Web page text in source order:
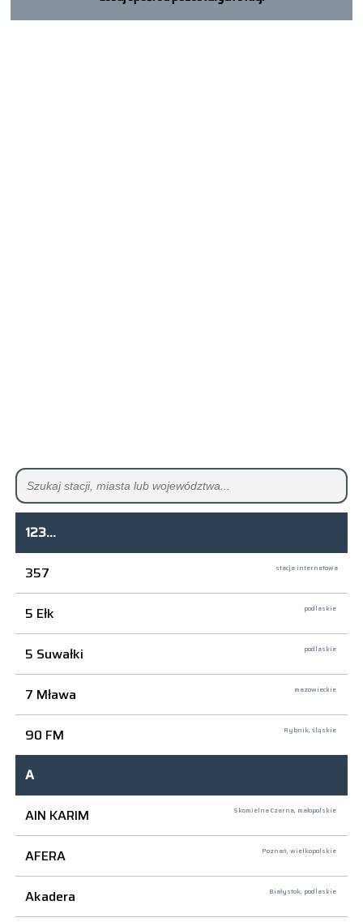
123...
357
stacja internetowa
5 Ełk podlaskie
5 Suwałki podlaskie
7 Mława mazowieckie
90 FM Rybnik, śląskie
A
AIN KARIM
Skomielna Czarna, małopolskie
AFERA Poznań, wielkopolskie
Akadera Białystok, podlaskie